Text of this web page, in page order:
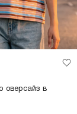
оверсайз в